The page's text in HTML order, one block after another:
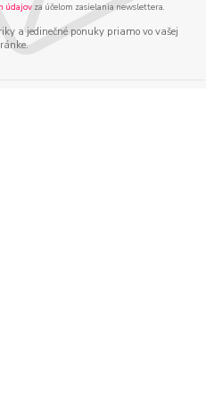
údajov za účelom zasielania newslettera.
a jedinečné ponuky priamo vo vašej